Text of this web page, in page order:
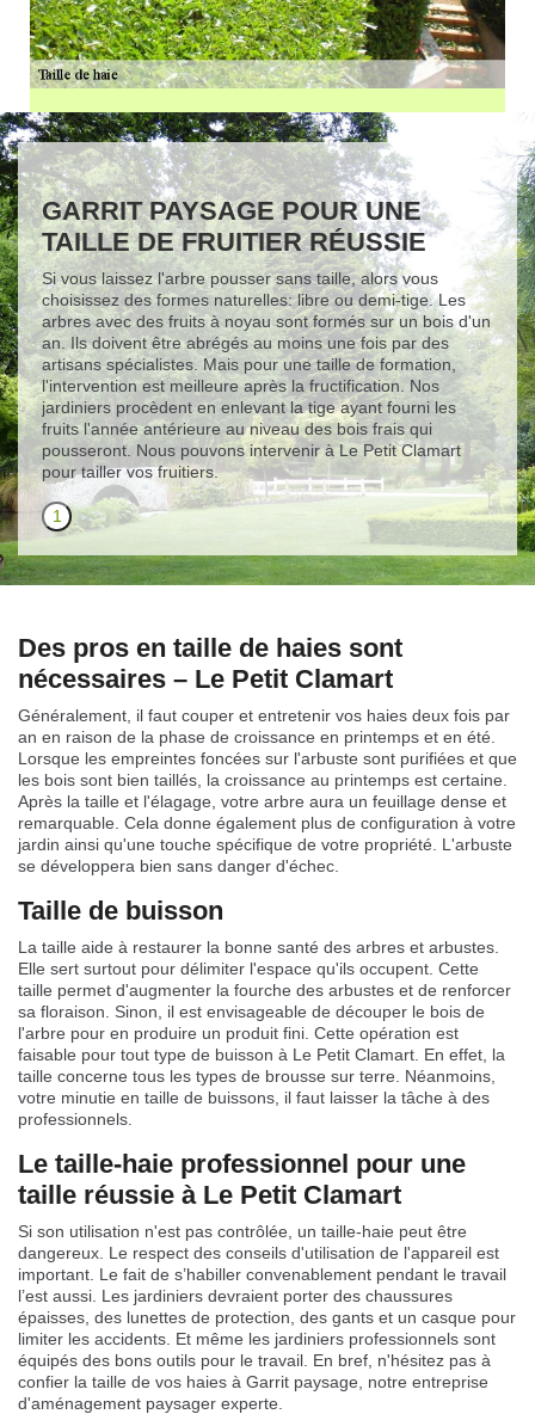
GARRIT PAYSAGE POUR UNE
TAILLE DE FRUITIER RÉUSSIE
Si vous laissez l'arbre pousser sans taille, alors vous
choisissez des formes naturelles: libre ou demi-tige. Les
arbres avec des fruits à noyau sont formés sur un bois d'un
an. Ils doivent être abrégés au moins une fois par des
artisans spécialistes. Mais pour une taille de formation,
l'intervention est meilleure après la fructification. Nos
jardiniers procèdent en enlevant la tige ayant fourni les
fruits l'année antérieure au niveau des bois frais qui
pousseront. Nous pouvons intervenir à Le Petit Clamart
pour tailler vos fruitiers.
1
Des pros en taille de haies sont
nécessaires – Le Petit Clamart
Généralement, il faut couper et entretenir vos haies deux fois par
an en raison de la phase de croissance en printemps et en été.
Lorsque les empreintes foncées sur l'arbuste sont purifiées et que
les bois sont bien taillés, la croissance au printemps est certaine.
Après la taille et l'élagage, votre arbre aura un feuillage dense et
remarquable. Cela donne également plus de configuration à votre
jardin ainsi qu'une touche spécifique de votre propriété. L'arbuste
se développera bien sans danger d'échec.
Taille de buisson
La taille aide à restaurer la bonne santé des arbres et arbustes.
Elle sert surtout pour délimiter l'espace qu'ils occupent. Cette
taille permet d'augmenter la fourche des arbustes et de renforcer
sa floraison. Sinon, il est envisageable de découper le bois de
l'arbre pour en produire un produit fini. Cette opération est
faisable pour tout type de buisson à Le Petit Clamart. En effet, la
taille concerne tous les types de brousse sur terre. Néanmoins,
votre minutie en taille de buissons, il faut laisser la tâche à des
professionnels.
Le taille-haie professionnel pour une
taille réussie à Le Petit Clamart
Si son utilisation n'est pas contrôlée, un taille-haie peut être
dangereux. Le respect des conseils d'utilisation de l'appareil est
important. Le fait de s’habiller convenablement pendant le travail
l’est aussi. Les jardiniers devraient porter des chaussures
épaisses, des lunettes de protection, des gants et un casque pour
limiter les accidents. Et même les jardiniers professionnels sont
équipés des bons outils pour le travail. En bref, n'hésitez pas à
confier la taille de vos haies à Garrit paysage, notre entreprise
d'aménagement paysager experte.